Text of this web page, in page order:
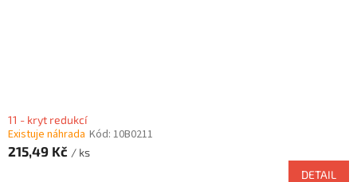
11 - kryt redukcí
Existuje náhrada Kód: 10B0211
215,49 Kč / ks
DETAIL